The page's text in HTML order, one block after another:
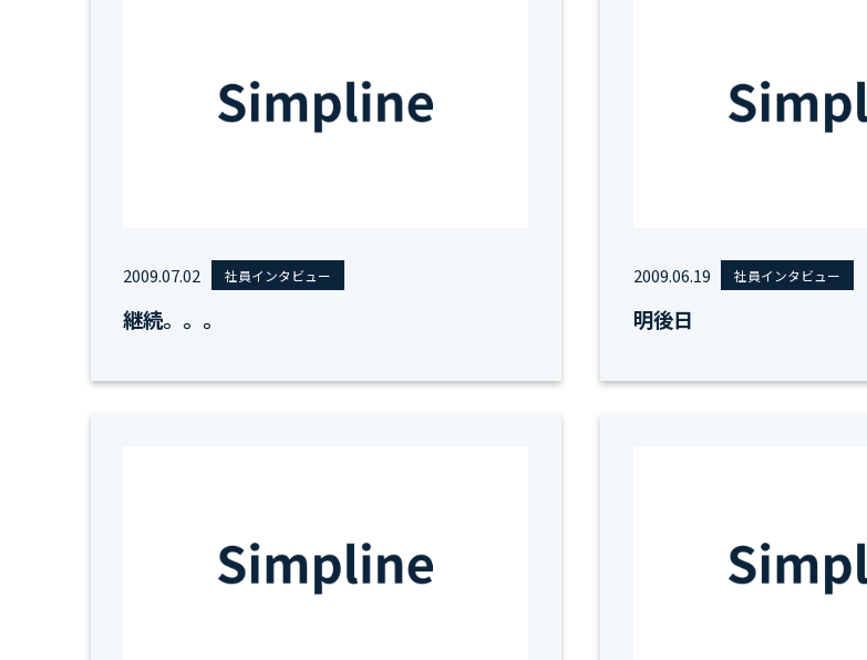
2009.07.02 社員インタビュー
継続。。。
2009.06.19 社員インタビュー
明後日